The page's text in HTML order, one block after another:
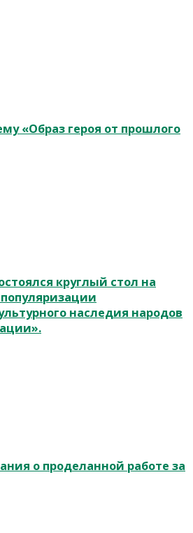
«Образ героя от прошлого
круглый стол на
наследия народов
о проделанной работе за